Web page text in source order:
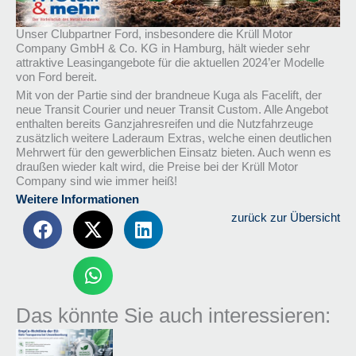
Unser Clubpartner Ford, insbesondere die Krüll Motor
Company GmbH & Co. KG in Hamburg, hält wieder sehr
attraktive Leasingangebote für die aktuellen 2024’er Modelle
von Ford bereit.
Mit von der Partie sind der brandneue Kuga als Facelift, der
neue Transit Courier und neuer Transit Custom. Alle Angebot
enthalten bereits Ganzjahresreifen und die Nutzfahrzeuge
zusätzlich weitere Laderaum Extras, welche einen deutlichen
Mehrwert für den gewerblichen Einsatz bieten. Auch wenn es
draußen wieder kalt wird, die Preise bei der Krüll Motor
Company sind wie immer heiß!
Weitere Informationen
zurück zur Übersicht
Das könnte Sie auch interessieren: